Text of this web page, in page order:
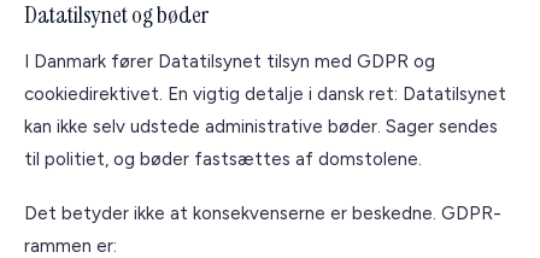
Datatilsynet og bøder
I Danmark fører Datatilsynet tilsyn med GDPR og
cookiedirektivet. En vigtig detalje i dansk ret: Datatilsynet
kan ikke selv udstede administrative bøder. Sager sendes
til politiet, og bøder fastsættes af domstolene.
Det betyder ikke at konsekvenserne er beskedne. GDPR-
rammen er: